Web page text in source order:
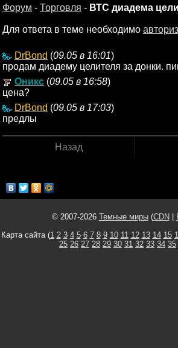
Форум - Торговля - ВТС диадема
Для ответа в теме необходимо
DrBond (09.05 в 16:01)
продам диадему целителя за донки.
Оникс (09.05 в 16:58)
цена?
DrBond (09.05 в 17:03)
предлы
Назад
© 2007-2026 Темные миры(CDN
Карта сайта (1 2 3 4 5 6 7 8 9 10 11 12 13 14 15
25 26 27 28 29 30 31 32 33 34 35